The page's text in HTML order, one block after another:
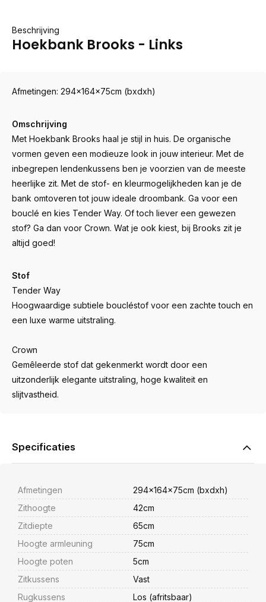
Beschrijving
Hoekbank Brooks - Links
Afmetingen: 294x164x75cm (bxdxh)
Omschrijving
Met Hoekbank Brooks haal je stijl in huis. De organische
vormen geven een modieuze look in jouw interieur. Met de
inbegrepen lendenkussens ben je voorzien van de meeste
heerlijke zit. Met de stof- en kleurmogelijkheden kan je de
bank omtoveren tot jouw ideale droombank. Ga voor een
bouclé en kies Tender Way. Of toch liever een gewezen
stof? Ga dan voor Crown. Wat je ook kiest, bij Brooks zit je
altijd goed!
Stof
Tender Way
Hoogwaardige subtiele boucléstof voor een zachte touch en
een luxe warme uitstraling.
Crown
Gemêleerde stof dat gekenmerkt wordt door een
uitzonderlijk elegante uitstraling, hoge kwaliteit en
slijtvastheid.
Specificaties
Afmetingen
294x164x75cm (bxdxh)
Zithoogte
42cm
Zitdiepte
65cm
Hoogte armleuning
75cm
Hoogte poten
5cm
Zitkussens
Vast
Rugkussens
Los (afritsbaar)